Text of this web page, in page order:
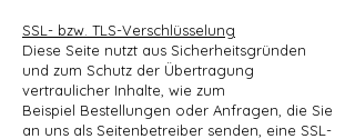
SSL- bzw. TLS-Verschlüsselung
Diese Seite nutzt aus Sicherheitsgründen
und zum Schutz der Übertragung
vertraulicher Inhalte, wie zum
Beispiel Bestellungen oder Anfragen, die Sie
an uns als Seitenbetreiber senden, eine SSL-